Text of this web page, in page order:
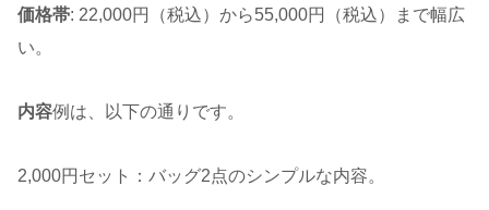
価格帯: 22,000円（税込）から55,000円（税込）まで幅広
い。
内容例は、以下の通りです。
2,000円セット：バッグ2点のシンプルな内容。